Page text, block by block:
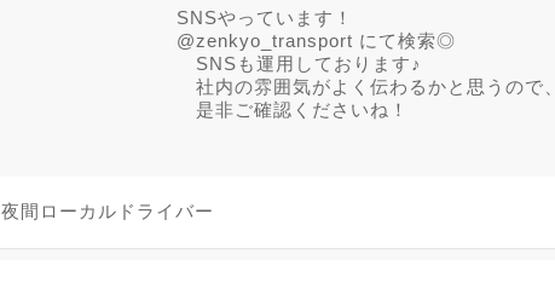
SNSやっています！
@zenkyo_transport にて検索◎
SNSも運用しております♪
社内の雰囲気がよく伝わるかと思うので、
是非ご確認くださいね！
夜間ローカルドライバー